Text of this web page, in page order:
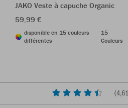
JAKO Veste à capuche Organic
59,99 €
disponible en 15 couleurs
différentes
15
Couleurs
(4,61